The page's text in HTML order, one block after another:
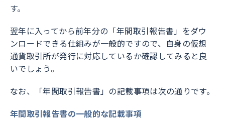
す。
翌年に入ってから前年分の「年間取引報告書」をダウ
ンロードできる仕組みが一般的ですので、自身の仮想
通貨取引所が発行に対応しているか確認してみると良
いでしょう。
なお、「年間取引報告書」の記載事項は次の通りです。
年間取引報告書の一般的な記載事項